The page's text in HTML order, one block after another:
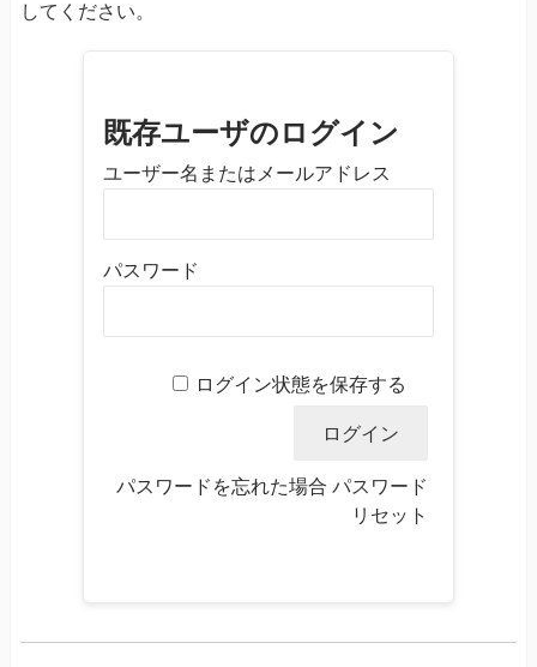
してください。
既存ユーザのログイン
ユーザー名またはメールアドレス
パスワード
ログイン状態を保存する
パスワードを忘れた場合 パスワード
リセット